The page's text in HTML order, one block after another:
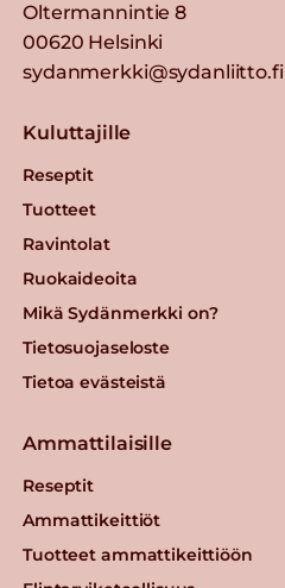
Oltermannintie 8
00620 Helsinki
sydanmerkki@sydanliitto.fi
Kuluttajille
Reseptit
Tuotteet
Ravintolat
Ruokaideoita
Mikä Sydänmerkki on?
Tietosuojaseloste
Tietoa evästeistä
Ammattilaisille
Reseptit
Ammattikeittiöt
Tuotteet ammattikeittiöön